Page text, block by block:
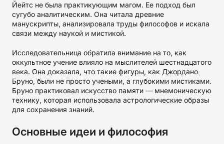
Йейтс не была практикующим магом. Ее подход был
сугубо аналитическим. Она читала древние
манускрипты, анализировала труды философов и искала
связи между наукой и мистикой.
Исследовательница обратила внимание на то, как
оккультное учение влияло на мыслителей шестнадцатого
века. Она доказала, что такие фигуры, как Джордано
Бруно, были не просто учеными, а глубокими мистиками.
Бруно практиковал искусство памяти — мнемоническую
технику, которая использовала астрологические образы
для сохранения знаний.
Основные идеи и философия